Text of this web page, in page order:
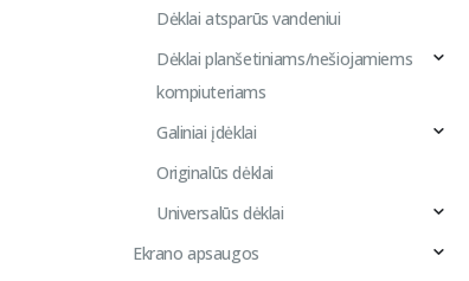
Dėklai atsparūs vandeniui
Dėklai planšetiniams/nešiojamiems
kompiuteriams
Galiniai įdėklai
Originalūs dėklai
Universalūs dėklai
Ekrano apsaugos